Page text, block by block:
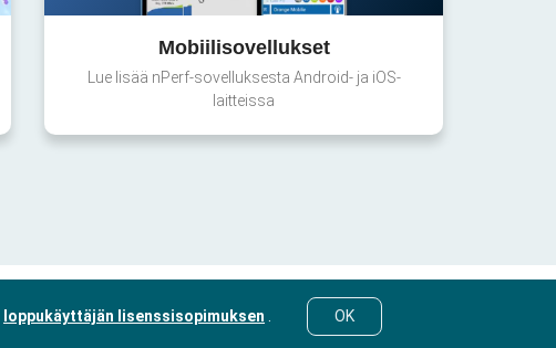
Mobiilisovellukset
Lue lisää nPerf-sovelluksesta Android- ja iOS-
laitteissa
loppukäyttäjän lisenssisopimuksen OK